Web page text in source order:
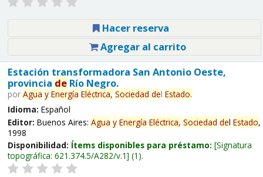
Hacer reserva
Agregar al carrito
Estación transformadora San Antonio Oeste,
provincia deRío Negro.
por Agua y Energía Eléctrica, Sociedad del Estado.
Idioma: Español
Editor: Buenos Aires: Agua y Energía Eléctrica, Sociedad del Estado,
1998
Disponibilidad: Ítems disponibles para préstamo: Signatura
topográfica: 621.374.5/A282/v.1 (1).